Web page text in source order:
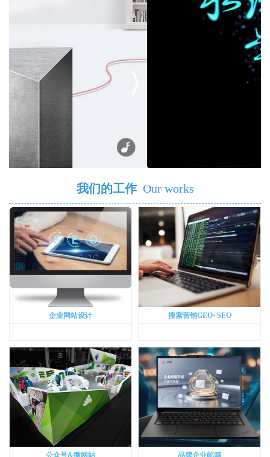
我们的工作 Our works
企业网站设计 搜索营销GEO+SEO
公众号&微网站 品牌企业邮箱